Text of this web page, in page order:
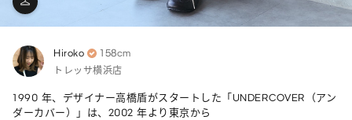
Hiroko 158cm
トレッサ横浜店
1990 年、デザイナー高橋盾がスタートした「UNDERCOVER（アン
ダーカバー）」は、2002 年より東京から